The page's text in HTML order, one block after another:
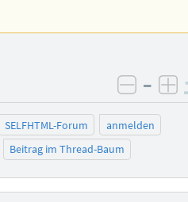
–
SELFHTML-Forum
anmelden
Beitrag im Thread-Baum